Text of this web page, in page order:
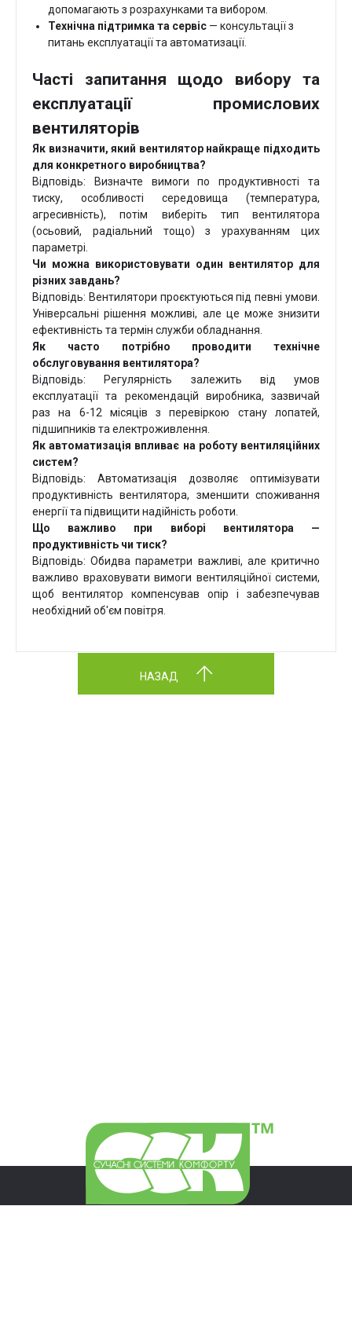
допомагають з розрахунками та вибором.
Технічна підтримка та сервіс — консультації з
питань експлуатації та автоматизації.
Часті запитання щодо вибору та
експлуатації промислових
вентиляторів
Як визначити, який вентилятор найкраще підходить
для конкретного виробництва?
Відповідь: Визначте вимоги по продуктивності та
тиску, особливості середовища (температура,
агресивність), потім виберіть тип вентилятора
(осьовий, радіальний тощо) з урахуванням цих
параметрі.
Чи можна використовувати один вентилятор для
різних завдань?
Відповідь: Вентилятори проєктуються під певні умови.
Універсальні рішення можливі, але це може знизити
ефективність та термін служби обладнання.
Як часто потрібно проводити технічне
обслуговування вентилятора?
Відповідь: Регулярність залежить від умов
експлуатації та рекомендацій виробника, зазвичай
раз на 6-12 місяців з перевіркою стану лопатей,
підшипників та електроживлення.
Як автоматизація впливає на роботу вентиляційних
систем?
Відповідь: Автоматизація дозволяє оптимізувати
продуктивність вентилятора, зменшити споживання
енергії та підвищити надійність роботи.
Що важливо при виборі вентилятора —
продуктивність чи тиск?
Відповідь: Обидва параметри важливі, але критично
важливо враховувати вимоги вентиляційної системи,
щоб вентилятор компенсував опір і забезпечував
необхідний об'єм повітря.
НАЗАД